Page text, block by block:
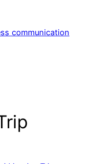
communication